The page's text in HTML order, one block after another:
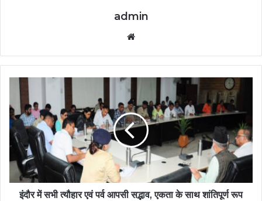
admin
इंदौर में सभी त्यौहार एवं पर्व आपसी सद्भाव, एकता के साथ शांतिपूर्ण रूप